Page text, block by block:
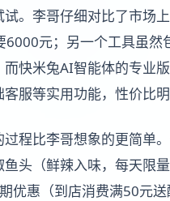
。李哥仔细对比了市场
元；另一个工具虽
快米兔AI智能体的专业
服等实用功能，性价比
程比李哥想象的更简单
头（鲜辣入味，每天限
优惠（到店消费满50元